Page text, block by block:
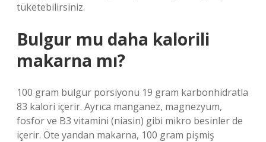
tüketebilirsiniz.
Bulgur mu daha kalorili
makarna mı?
100 gram bulgur porsiyonu 19 gram karbonhidratla
83 kalori içerir. Ayrıca manganez, magnezyum,
fosfor ve B3 vitamini (niasin) gibi mikro besinler de
içerir. Öte yandan makarna, 100 gram pişmiş